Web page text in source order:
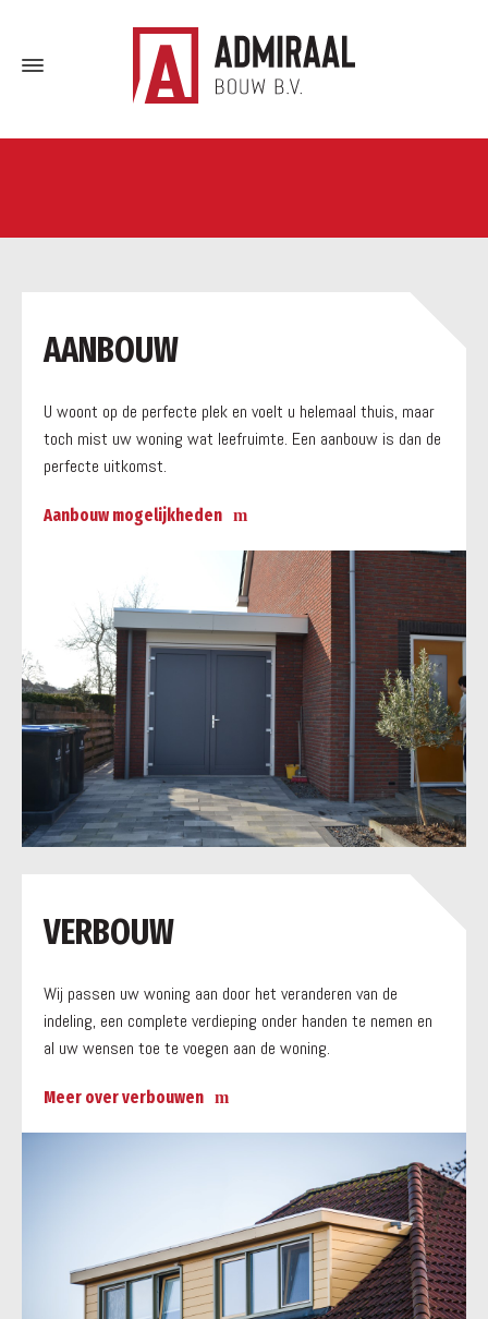
AANBOUW
U woont op de perfecte plek en voelt u helemaal thuis, maar
toch mist uw woning wat leefruimte. Een aanbouw is dan de
perfecte uitkomst.
Aanbouw mogelijkheden
VERBOUW
Wij passen uw woning aan door het veranderen van de
indeling, een complete verdieping onder handen te nemen en
al uw wensen toe te voegen aan de woning.
Meer over verbouwen